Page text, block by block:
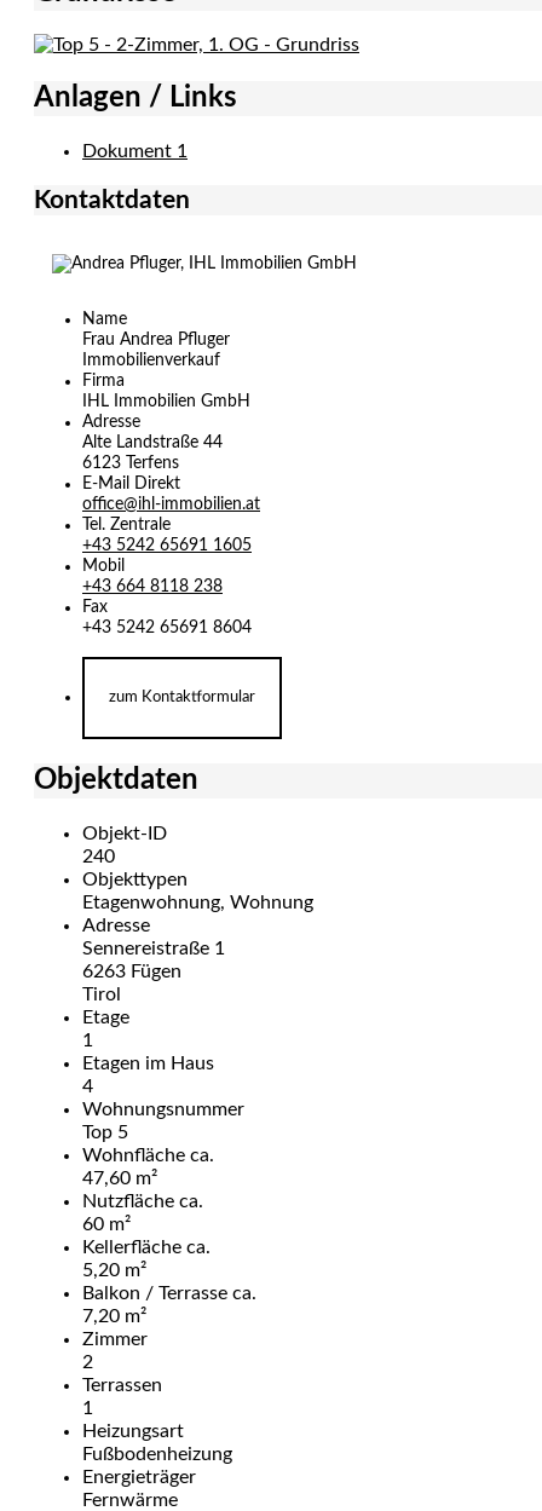
Anlagen / Links
Dokument 1
Kontaktdaten
Name
Frau Andrea Pfluger
Immobilienverkauf
Firma
IHL Immobilien GmbH
Adresse
Alte Landstraße 44
6123
Terfens
E-Mail Direkt
office@ihl-immobilien.at
Tel. Zentrale
+43 5242 65691 1605
Mobil
+43 664 8118 238
Fax
+43 5242 65691 8604
zum Kontaktformular
Objektdaten
Objekt-ID
240
Objekttypen
Etagenwohnung, Wohnung
Adresse
Sennereistraße 1
6263 Fügen
Tirol
Etage
1
Etagen im Haus
4
Wohnungsnummer
Top 5
Wohnfläche ca.
47,60 m²
Nutzfläche ca.
60 m²
Kellerfläche ca.
5,20 m²
Balkon / Terrasse ca.
7,20 m²
Zimmer
2
Terrassen
1
Heizungsart
Fußbodenheizung
Energieträger
Fernwärme